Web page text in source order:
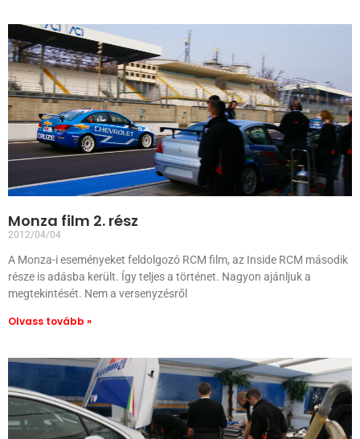
Monza film 2. rész
2012/04/04
A Monza-i eseményeket feldolgozó RCM film, az Inside RCM második
része is adásba került. Így teljes a történet. Nagyon ajánljuk a
megtekintését. Nem a versenyzésről
Olvass tovább »